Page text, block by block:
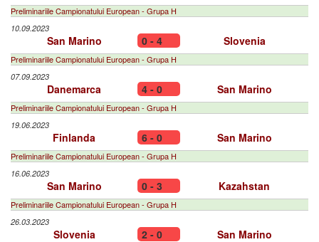
Preliminariile Campionatului European - Grupa H
10.09.2023
San Marino 0 - 4 Slovenia
Preliminariile Campionatului European - Grupa H
07.09.2023
Danemarca 4 - 0 San Marino
Preliminariile Campionatului European - Grupa H
19.06.2023
Finlanda 6 - 0 San Marino
Preliminariile Campionatului European - Grupa H
16.06.2023
San Marino 0 - 3 Kazahstan
Preliminariile Campionatului European - Grupa H
26.03.2023
Slovenia 2 - 0 San Marino